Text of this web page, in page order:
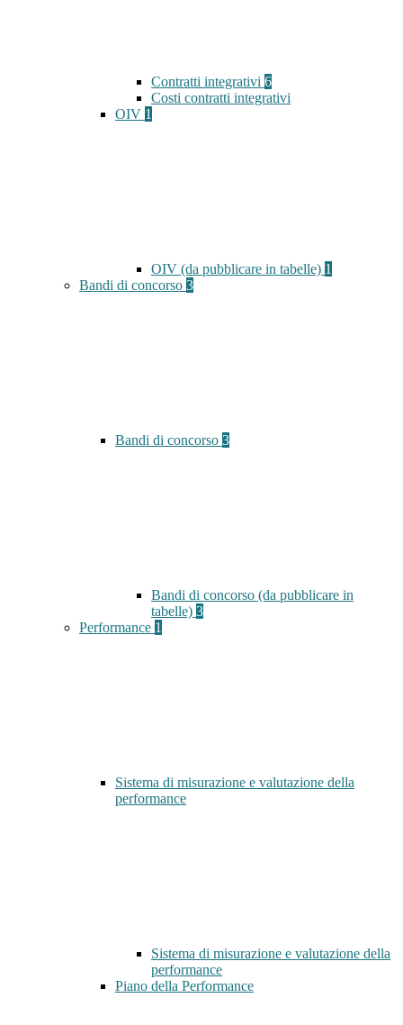
Contratti integrativi 6
Costi contratti integrativi
OIV 1
OIV (da pubblicare in tabelle) 1
Bandi di concorso 3
Bandi di concorso 3
Bandi di concorso (da pubblicare in
tabelle) 3
Performance 1
Sistema di misurazione e valutazione della
performance
Sistema di misurazione e valutazione della
performance
Piano della Performance